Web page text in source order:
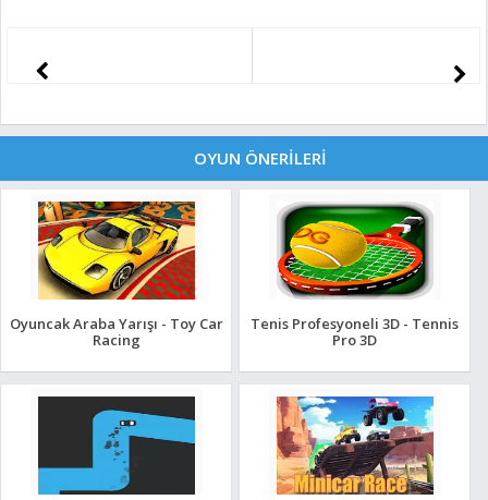
OYUN ÖNERİLERİ
Oyuncak Araba Yarışı - Toy Car
Racing
Tenis Profesyoneli 3D - Tennis
Pro 3D